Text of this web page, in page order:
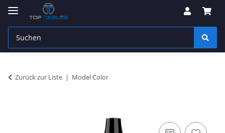
Zurück zur Liste Model Color